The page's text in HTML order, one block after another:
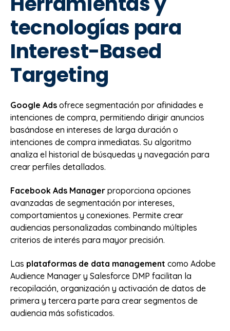
tecnologías para
Interest-Based
Targeting
Google Ads ofrece segmentación por afinidades e
intenciones de compra, permitiendo dirigir anuncios
basándose en intereses de larga duración o
intenciones de compra inmediatas. Su algoritmo
analiza el historial de búsquedas y navegación para
crear perfiles detallados.
Facebook Ads Manager proporciona opciones
avanzadas de segmentación por intereses,
comportamientos y conexiones. Permite crear
audiencias personalizadas combinando múltiples
criterios de interés para mayor precisión.
Las plataformas de data management como Adobe
Audience Manager y Salesforce DMP facilitan la
recopilación, organización y activación de datos de
primera y tercera parte para crear segmentos de
audiencia más sofisticados.